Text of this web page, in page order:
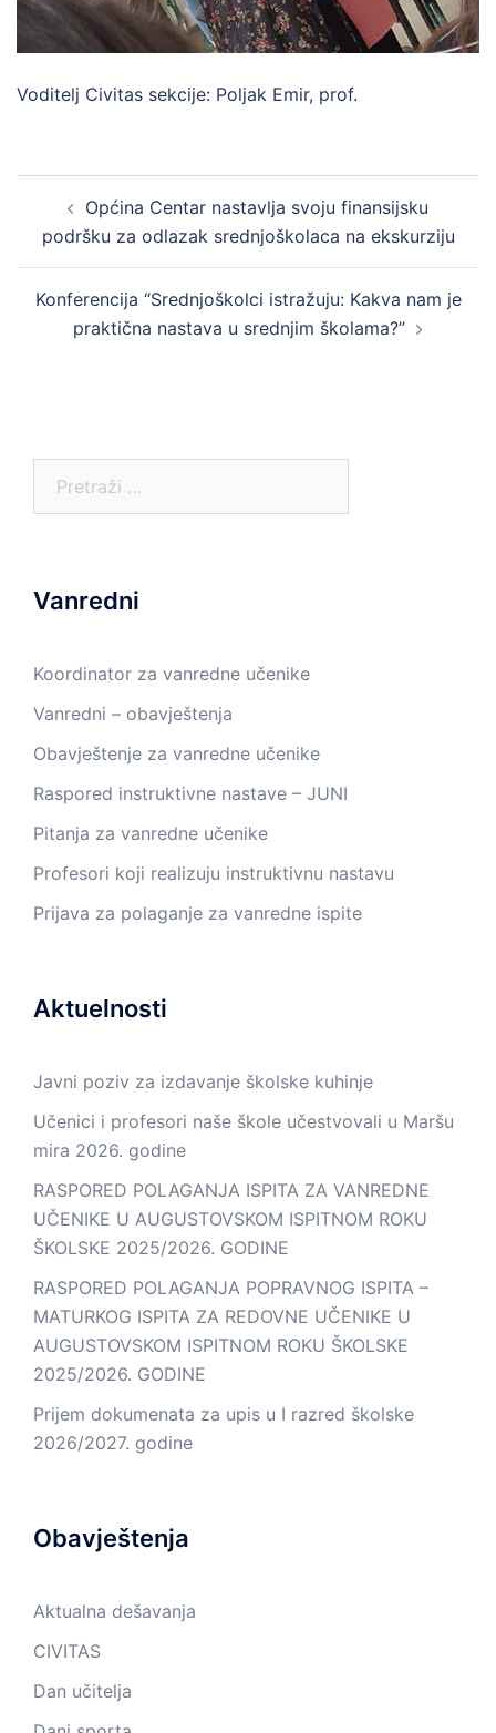
Voditelj Civitas sekcije: Poljak Emir, prof.
navigation
Općina Centar nastavlja svoju finansijsku
podršku za odlazak srednjoškolaca na ekskurziju
Konferencija “Srednjoškolci istražuju: Kakva nam je
praktična nastava u srednjim školama?”
Vanredni
Koordinator za vanredne učenike
Vanredni – obavještenja
Obavještenje za vanredne učenike
Raspored instruktivne nastave – JUNI
Pitanja za vanredne učenike
Profesori koji realizuju instruktivnu nastavu
Prijava za polaganje za vanredne ispite
Aktuelnosti
Javni poziv za izdavanje školske kuhinje
Učenici i profesori naše škole učestvovali u Maršu
mira 2026. godine
RASPORED POLAGANJA ISPITA ZA VANREDNE
UČENIKE U AUGUSTOVSKOM ISPITNOM ROKU
ŠKOLSKE 2025/2026. GODINE
RASPORED POLAGANJA POPRAVNOG ISPITA –
MATURKOG ISPITA ZA REDOVNE UČENIKE U
AUGUSTOVSKOM ISPITNOM ROKU ŠKOLSKE
2025/2026. GODINE
Prijem dokumenata za upis u I razred školske
2026/2027. godine
Obavještenja
Aktualna dešavanja
CIVITAS
Dan učitelja